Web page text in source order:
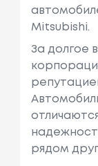
Mitsubishi.
За долгое
рядом